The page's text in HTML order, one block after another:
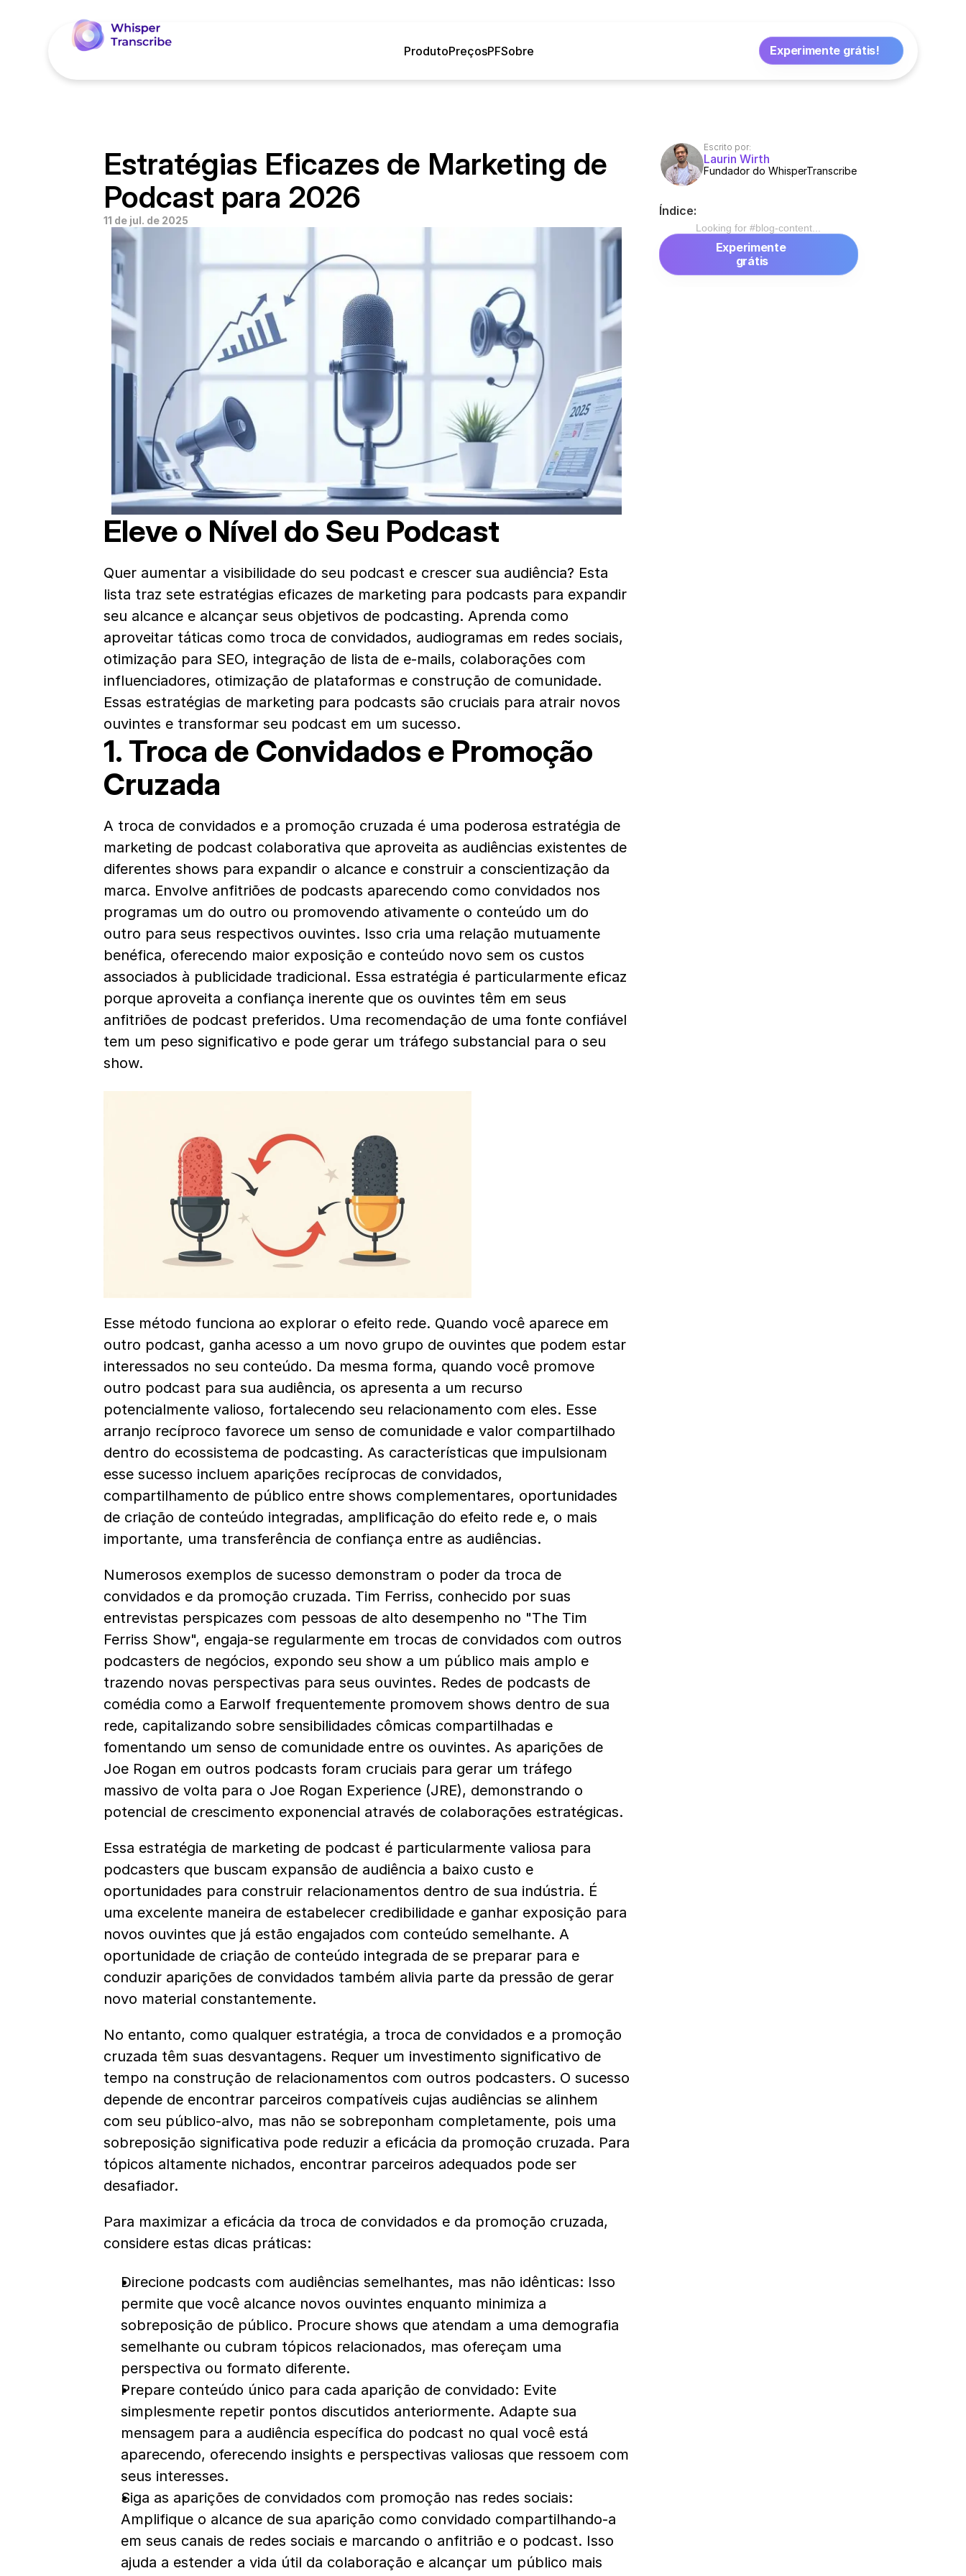
ProdutoPreçosPFSobre Experimente grátis!
Estratégias Eficazes de Marketing de
Podcast para 2026
11 de jul. de 2025
Eleve o Nível do Seu Podcast
Quer aumentar a visibilidade do seu podcast e crescer sua audiência? Esta
lista traz sete estratégias eficazes de marketing para podcasts para expandir
seu alcance e alcançar seus objetivos de podcasting. Aprenda como
aproveitar táticas como troca de convidados, audiogramas em redes sociais,
otimização para SEO, integração de lista de e-mails, colaborações com
influenciadores, otimização de plataformas e construção de comunidade.
Essas estratégias de marketing para podcasts são cruciais para atrair novos
ouvintes e transformar seu podcast em um sucesso.
1. Troca de Convidados e Promoção
Cruzada
A troca de convidados e a promoção cruzada é uma poderosa estratégia de
marketing de podcast colaborativa que aproveita as audiências existentes de
diferentes shows para expandir o alcance e construir a conscientização da
marca. Envolve anfitriões de podcasts aparecendo como convidados nos
programas um do outro ou promovendo ativamente o conteúdo um do
outro para seus respectivos ouvintes. Isso cria uma relação mutuamente
benéfica, oferecendo maior exposição e conteúdo novo sem os custos
associados à publicidade tradicional. Essa estratégia é particularmente eficaz
porque aproveita a confiança inerente que os ouvintes têm em seus
anfitriões de podcast preferidos. Uma recomendação de uma fonte confiável
tem um peso significativo e pode gerar um tráfego substancial para o seu
show.
Esse método funciona ao explorar o efeito rede. Quando você aparece em
outro podcast, ganha acesso a um novo grupo de ouvintes que podem estar
interessados no seu conteúdo. Da mesma forma, quando você promove
outro podcast para sua audiência, os apresenta a um recurso
potencialmente valioso, fortalecendo seu relacionamento com eles. Esse
arranjo recíproco favorece um senso de comunidade e valor compartilhado
dentro do ecossistema de podcasting. As características que impulsionam
esse sucesso incluem aparições recíprocas de convidados,
compartilhamento de público entre shows complementares, oportunidades
de criação de conteúdo integradas, amplificação do efeito rede e, o mais
importante, uma transferência de confiança entre as audiências.
Numerosos exemplos de sucesso demonstram o poder da troca de
convidados e da promoção cruzada. Tim Ferriss, conhecido por suas
entrevistas perspicazes com pessoas de alto desempenho no "The Tim
Ferriss Show", engaja-se regularmente em trocas de convidados com outros
podcasters de negócios, expondo seu show a um público mais amplo e
trazendo novas perspectivas para seus ouvintes. Redes de podcasts de
comédia como a Earwolf frequentemente promovem shows dentro de sua
rede, capitalizando sobre sensibilidades cômicas compartilhadas e
fomentando um senso de comunidade entre os ouvintes. As aparições de
Joe Rogan em outros podcasts foram cruciais para gerar um tráfego
massivo de volta para o Joe Rogan Experience (JRE), demonstrando o
potencial de crescimento exponencial através de colaborações estratégicas.
Essa estratégia de marketing de podcast é particularmente valiosa para
podcasters que buscam expansão de audiência a baixo custo e
oportunidades para construir relacionamentos dentro de sua indústria. É
uma excelente maneira de estabelecer credibilidade e ganhar exposição para
novos ouvintes que já estão engajados com conteúdo semelhante. A
oportunidade de criação de conteúdo integrada de se preparar para e
conduzir aparições de convidados também alivia parte da pressão de gerar
novo material constantemente.
No entanto, como qualquer estratégia, a troca de convidados e a promoção
cruzada têm suas desvantagens. Requer um investimento significativo de
tempo na construção de relacionamentos com outros podcasters. O sucesso
depende de encontrar parceiros compatíveis cujas audiências se alinhem
com seu público-alvo, mas não se sobreponham completamente, pois uma
sobreposição significativa pode reduzir a eficácia da promoção cruzada. Para
tópicos altamente nichados, encontrar parceiros adequados pode ser
desafiador.
Para maximizar a eficácia da troca de convidados e da promoção cruzada,
considere estas dicas práticas:
Direcione podcasts com audiências semelhantes, mas não idênticas: Isso
permite que você alcance novos ouvintes enquanto minimiza a
sobreposição de público. Procure shows que atendam a uma demografia
semelhante ou cubram tópicos relacionados, mas ofereçam uma
perspectiva ou formato diferente.
Prepare conteúdo único para cada aparição de convidado: Evite
simplesmente repetir pontos discutidos anteriormente. Adapte sua
mensagem para a audiência específica do podcast no qual você está
aparecendo, oferecendo insights e perspectivas valiosas que ressoem com
seus interesses.
Siga as aparições de convidados com promoção nas redes sociais:
Amplifique o alcance de sua aparição como convidado compartilhando-a
em seus canais de redes sociais e marcando o anfitrião e o podcast. Isso
ajuda a estender a vida útil da colaboração e alcançar um público mais
Escrito por:
Laurin Wirth
Fundador do WhisperTranscribe
Índice:
Looking for #blog-content
Experimente
grátis